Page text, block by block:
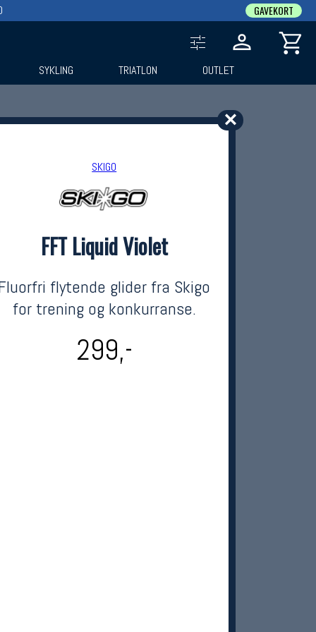
✕
SKIGO
FFT Liquid Violet
flytende glider fra Skigo
for trening og konkurranse.
299,-
GAVEKORT
SYKLING TRIATLON OUTLET